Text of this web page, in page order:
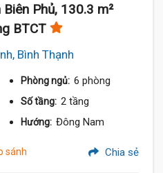
Phủ, 130.3 m²
BTCT
Bình Thạnh
Phòng ngủ: 6 phòng
Số tầng: 2 tầng
Hướng: Đông Nam
sánh Chia sẻ